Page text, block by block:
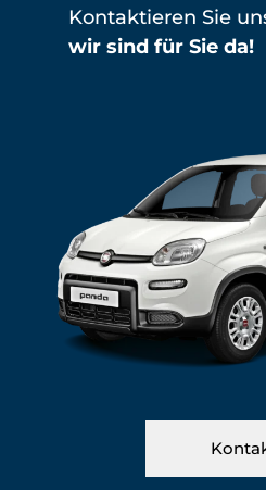
Kontaktieren Sie
wir sind für Sie da!